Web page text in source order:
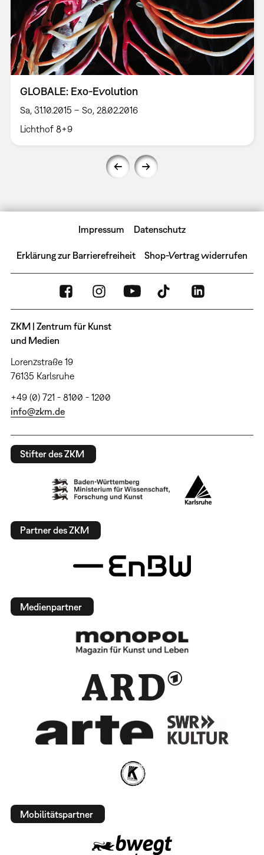
GLOBALE: Exo-Evolution
Sa, 31.10.2015 – So, 28.02.2016
Lichthof 8+9
Impressum Datenschutz
Erklärung zur Barrierefreiheit Shop-Vertrag widerrufen
ZKM | Zentrum für Kunst
und Medien
Lorenzstraße 19
76135 Karlsruhe
+49 (0) 721 - 8100 - 1200
info@zkm.de
Stifter des ZKM
Partner des ZKM
Medienpartner
Mobilitätspartner